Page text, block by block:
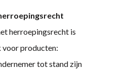
herroepingsrecht is
voor producten:
tot stand zijn